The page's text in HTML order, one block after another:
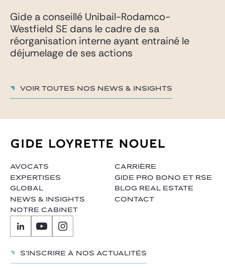
Gide a conseillé Unibail-Rodamco-
Westfield SE dans le cadre de sa
réorganisation interne ayant entrainé le
déjumelage de ses actions
Voir toutes nos News & insights
AVOCATS
EXPERTISES
GLOBAL
NEWS & INSIGHTS
NOTRE CABINET
CARRIÈRE
GIDE PRO BONO ET RSE
BLOG REAL ESTATE
CONTACT
S'inscrire à nos actualités